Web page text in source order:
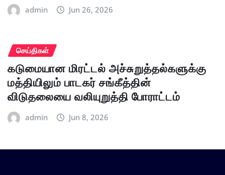
admin Jun 26, 2026
செய்திகள்
கடுமையான மிரட்டல் அச்சுறுத்தல்களுக்கு
மத்தியிலும் பாடகர் சங்கீத்தின்
விடுதலையை வலியுறுத்தி போராட்டம்
admin Jun 8, 2026